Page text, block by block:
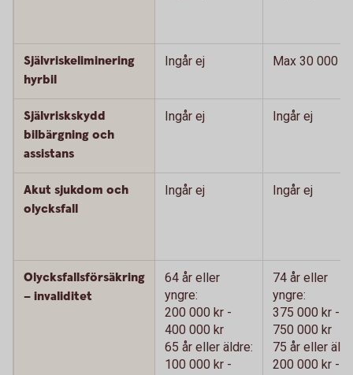
Självriskeliminering
hyrbil
Ingår ej Max 30 000 kr
Självriskskydd
bilbärgning och
assistans
Ingår ej Ingår ej
Akut sjukdom och
olycksfall
Ingår ej Ingår ej
Olycksfallsförsäkring
– invaliditet
64 år eller
yngre:
200 000 kr -
400 000 kr
65 år eller äldre:
100 000 kr -
74 år eller
yngre:
375 000 kr -
750 000 kr
75 år eller
200 000 kr -